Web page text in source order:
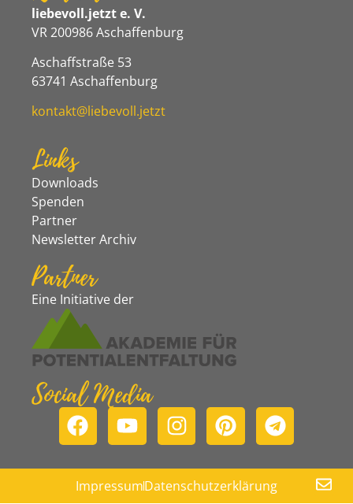
liebevoll.jetzt e. V.
VR 200986 Aschaffenburg
Aschaffstraße 53
63741 Aschaffenburg
kontakt@liebevoll.jetzt
Links
Downloads
Spenden
Partner
Newsletter Archiv
Partner
Eine Initiative der
Social Media
ImpressumDatenschutzerklärung